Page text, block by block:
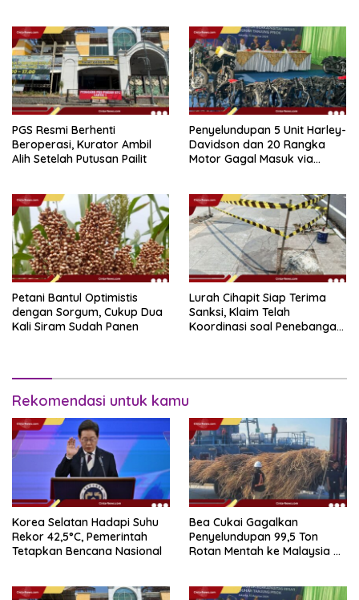
PGS Resmi Berhenti
Beroperasi, Kurator Ambil
Alih Setelah Putusan Pailit
Penyelundupan 5 Unit Harley-
Davidson dan 20 Rangka
Motor Gagal Masuk via
Petani Bantul Optimistis
dengan Sorgum, Cukup Dua
Kali Siram Sudah Panen
Lurah Cihapit Siap Terima
Sanksi, Klaim Telah
Koordinasi soal Penebangan
Rekomendasi untuk kamu
Korea Selatan Hadapi Suhu
Rekor 42,5°C, Pemerintah
Tetapkan Bencana Nasional
Bea Cukai Gagalkan
Penyelundupan 99,5 Ton
Rotan Mentah ke Malaysia di